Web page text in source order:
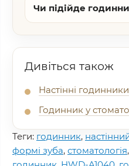
Чи підійде
Дивіться також
Настінні годинники
Годинник у
Теги: годинник,
формі зуба, стоматологія,